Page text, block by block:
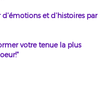
d'émotions et d'histoires par
votre tenue la plus